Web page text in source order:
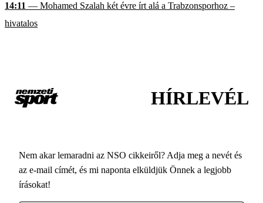
14:11 — Mohamed Szalah két évre írt alá a Trabzonsporhoz –
hivatalos
HÍRLEVÉL
Nem akar lemaradni az NSO cikkeiről? Adja meg a nevét és
az e-mail címét, és mi naponta elküldjük Önnek a legjobb
írásokat!